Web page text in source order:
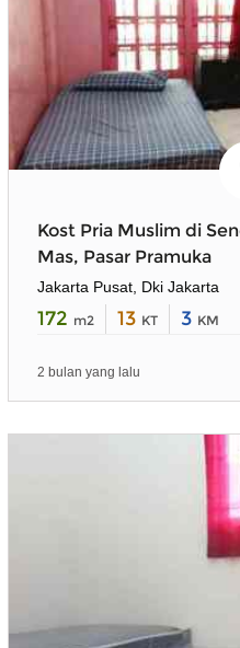
Kost Pria Muslim di
Mas, Pasar Pramuka
Jakarta Pusat, Dki Jakarta
172 m2 13 KT 3 KM
2 bulan yang lalu